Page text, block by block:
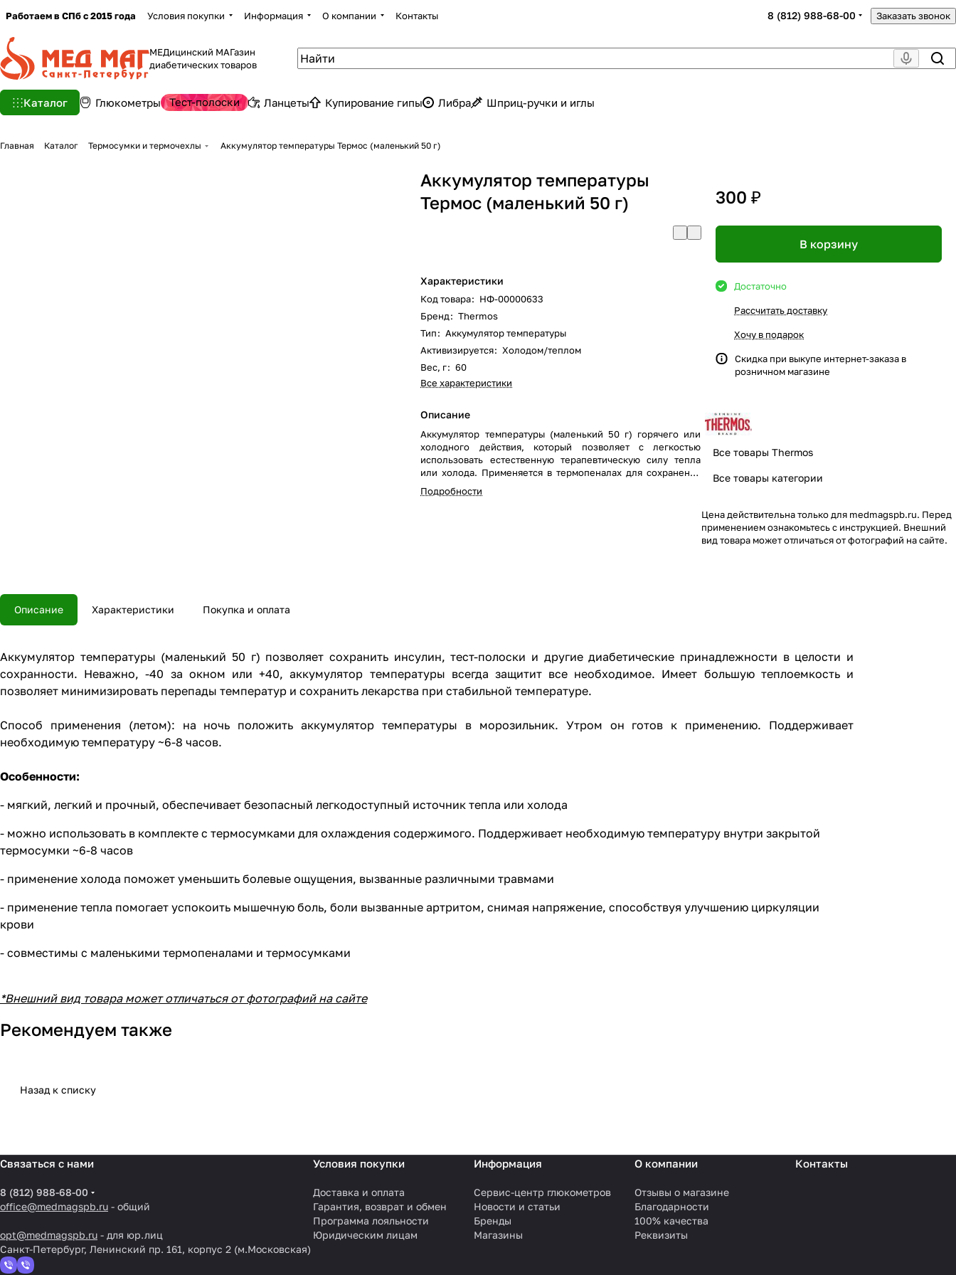
Работаем в СПб с 2015 года Условия покупки Информация О компании Контакты 8 (812) 988-68-00 Заказать звонок
МЕДицинский МАГазин
диабетических товаров
Каталог Глюкометры Тест-полоски Ланцеты Купирование гипы Либра Шприц-ручки и иглы
Главная Каталог Термосумки и термочехлы Аккумулятор температуры Термос (маленький 50 г)
Аккумулятор температуры
Термос (маленький 50 г)
Характеристики
Код товара: НФ-00000633
Бренд: Thermos
Тип: Аккумулятор температуры
Активизируется: Холодом/теплом
Вес, г: 60
Все характеристики
Описание
Аккумулятор температуры (маленький 50 г) горячего или
холодного действия, который позволяет с легкостью
использовать естественную терапевтическую силу тепла
или холода. Применяется в термопеналах для сохранения
инсулина в жару или холод.
Подробности
300 ₽
В корзину
Достаточно
Рассчитать доставку
Хочу в подарок
Скидка при выкупе интернет-заказа в
розничном магазине
Все товары Thermos
Все товары категории
Цена действительна только для medmagspb.ru. Перед
применением ознакомьтесь с инструкцией. Внешний
вид товара может отличаться от фотографий на сайте.
Описание Характеристики Покупка и оплата
Аккумулятор температуры (маленький 50 г) позволяет сохранить инсулин, тест-полоски и другие диабетические принадлежности в целости и
сохранности. Неважно, -40 за окном или +40, аккумулятор температуры всегда защитит все необходимое. Имеет большую теплоемкость и
позволяет минимизировать перепады температур и сохранить лекарства при стабильной температуре.
Способ применения (летом): на ночь положить аккумулятор температуры в морозильник. Утром он готов к применению. Поддерживает
необходимую температуру ~6-8 часов.
Особенности:
- мягкий, легкий и прочный, обеспечивает безопасный легкодоступный источник тепла или холода
- можно использовать в комплекте с термосумками для охлаждения содержимого. Поддерживает необходимую температуру внутри закрытой
термосумки ~6-8 часов
- применение холода поможет уменьшить болевые ощущения, вызванные различными травмами
- применение тепла помогает успокоить мышечную боль, боли вызванные артритом, снимая напряжение, способствуя улучшению циркуляции
крови
- совместимы с маленькими термопеналами и термосумками
*Внешний вид товара может отличаться от фотографий на сайте
Рекомендуем также
Назад к списку
Связаться с нами
8 (812) 988-68-00
office@medmagspb.ru - общий
opt@medmagspb.ru - для юр.лиц
Санкт-Петербург, Ленинский пр. 161, корпус 2 (м.Московская)
Условия покупки
Доставка и оплата
Гарантия, возврат и обмен
Программа лояльности
Юридическим лицам
Информация
Сервис-центр глюкометров
Новости и статьи
Бренды
Магазины
О компании
Отзывы о магазине
Благодарности
100% качества
Реквизиты
Контакты